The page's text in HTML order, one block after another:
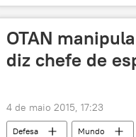
Dia da Vitória
visita
OTAN
diz chefe de
4 de maio 2015, 17:23
Defesa Mundo